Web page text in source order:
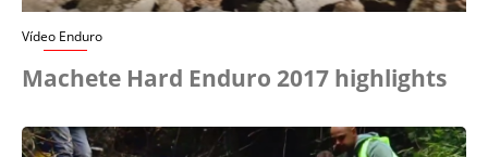
Vídeo Enduro
Machete Hard Enduro 2017 highlights